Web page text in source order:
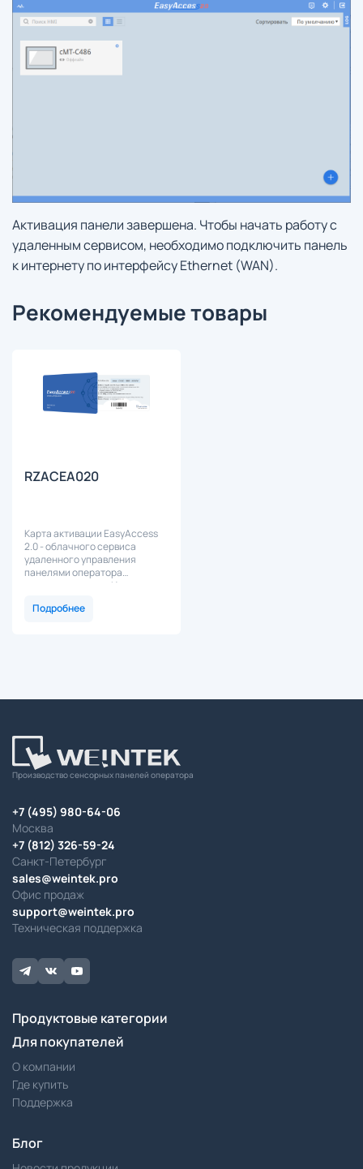
Активация панели завершена. Чтобы начать работу с
удаленным сервисом, необходимо подключить панель
к интернету по интерфейсу Ethernet (WAN).
Рекомендуемые товары
RZACEA020
Карта активации EasyAccess
2.0 - облачного сервиса
удаленного управления
панелями оператора
посредством сети Интернет.
Подробнее
Производство сенсорных панелей оператора
Москва
+7 (495) 980-64-06
Офис продаж
sales@weintek.pro
Санкт-Петербург
+7 (812) 326-59-24
Техническая поддержка
support@weintek.pro
Продуктовые категории
Для покупателей
О компании
Где купить
Поддержка
Блог